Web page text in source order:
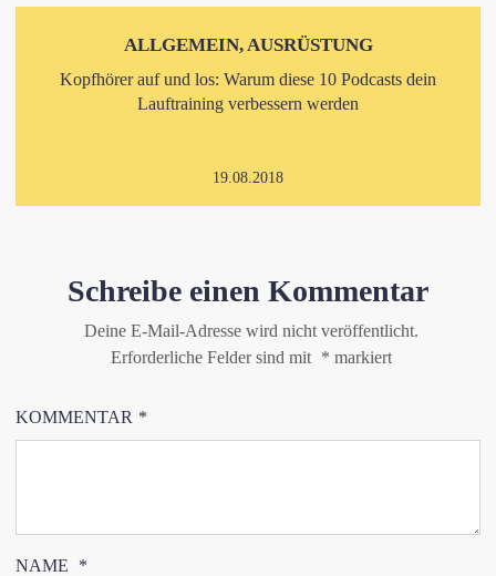
ALLGEMEIN, AUSRÜSTUNG
Kopfhörer auf und los: Warum diese 10 Podcasts dein
Lauftraining verbessern werden
19.08.2018
Schreibe einen Kommentar
Deine E-Mail-Adresse wird nicht veröffentlicht.
Erforderliche Felder sind mit * markiert
KOMMENTAR *
NAME *